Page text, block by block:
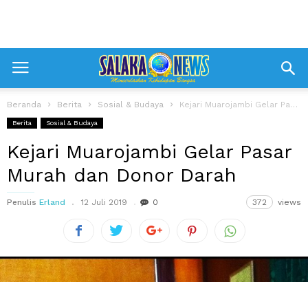
Beranda Berita Sosial & Budaya Kejari Muarojambi Gelar Pasar Murah dan Donor Darah
Berita Sosial & Budaya
Kejari Muarojambi Gelar Pasar
Murah dan Donor Darah
Penulis Erland 12 Juli 2019 0 372 views